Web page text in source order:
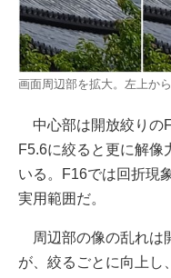
画面周辺部を拡大。左上か
中心部は開放絞りの
F5.6に絞ると更に解像
いる。F16では回折現
実用範囲だ。
周辺部の像の乱れは
が、絞るごとに向上し